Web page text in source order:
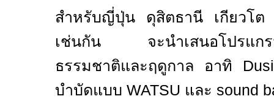
สำหรับญี่ปุ่น ดุสิตธานี เกียวโ
เช่นกัน จะนำเสนอโปรแกร
ธรรมชาติและฤดูกาล อาทิ
บำบัดแบบ WATSU และ sound